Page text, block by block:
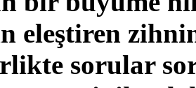
eleştiren
sorular